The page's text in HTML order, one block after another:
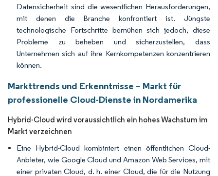
Datensicherheit sind die wesentlichen Herausforderungen,
mit denen die Branche konfrontiert ist. Jüngste
technologische Fortschritte bemühen sich jedoch, diese
Probleme zu beheben und sicherzustellen, dass
Unternehmen sich auf ihre Kernkompetenzen konzentrieren
können.
Markttrends und Erkenntnisse – Markt für
professionelle Cloud-Dienste in Nordamerika
Hybrid-Cloud wird voraussichtlich ein hohes Wachstum im
Markt verzeichnen
Eine Hybrid-Cloud kombiniert einen öffentlichen Cloud-
Anbieter, wie Google Cloud und Amazon Web Services, mit
einer privaten Cloud, d. h. einer Cloud, die für die Nutzung